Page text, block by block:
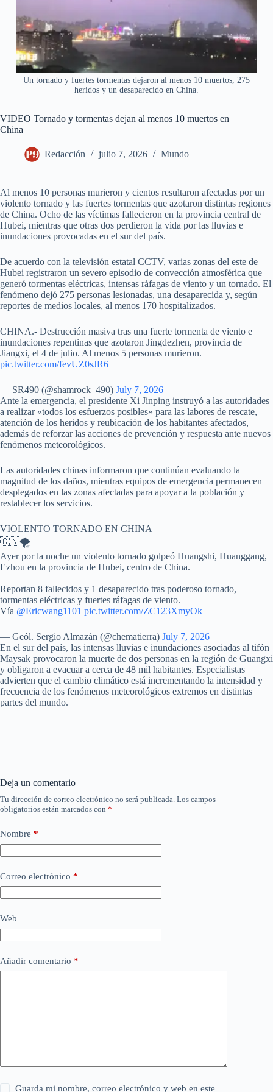
Un tornado y fuertes tormentas dejaron al menos 10 muertos, 275
heridos y un desaparecido en China.
VIDEO Tornado y tormentas dejan al menos 10 muertos en
China
Redacción julio 7, 2026 Mundo
Al menos 10 personas murieron y cientos resultaron afectadas por un
violento tornado y las fuertes tormentas que azotaron distintas regiones
de China. Ocho de las víctimas fallecieron en la provincia central de
Hubei, mientras que otras dos perdieron la vida por las lluvias e
inundaciones provocadas en el sur del país.
De acuerdo con la televisión estatal CCTV, varias zonas del este de
Hubei registraron un severo episodio de convección atmosférica que
generó tormentas eléctricas, intensas ráfagas de viento y un tornado. El
fenómeno dejó 275 personas lesionadas, una desaparecida y, según
reportes de medios locales, al menos 170 hospitalizados.
CHINA.- Destrucción masiva tras una fuerte tormenta de viento e
inundaciones repentinas que azotaron Jingdezhen, provincia de
Jiangxi, el 4 de julio. Al menos 5 personas murieron.
pic.twitter.com/fevUZ0sJR6
— SR490 (@shamrock_490) July 7, 2026
Ante la emergencia, el presidente Xi Jinping instruyó a las autoridades
a realizar «todos los esfuerzos posibles» para las labores de rescate,
atención de los heridos y reubicación de los habitantes afectados,
además de reforzar las acciones de prevención y respuesta ante nuevos
fenómenos meteorológicos.
Las autoridades chinas informaron que continúan evaluando la
magnitud de los daños, mientras equipos de emergencia permanecen
desplegados en las zonas afectadas para apoyar a la población y
restablecer los servicios.
VIOLENTO TORNADO EN CHINA
🇨🇳🌪️
Ayer por la noche un violento tornado golpeó Huangshi, Huanggang,
Ezhou en la provincia de Hubei, centro de China.
Reportan 8 fallecidos y 1 desaparecido tras poderoso tornado,
tormentas eléctricas y fuertes ráfagas de viento.
Vía @Ericwang1101 pic.twitter.com/ZC123XmyOk
— Geól. Sergio Almazán (@chematierra) July 7, 2026
En el sur del país, las intensas lluvias e inundaciones asociadas al tifón
Maysak provocaron la muerte de dos personas en la región de Guangxi
y obligaron a evacuar a cerca de 48 mil habitantes. Especialistas
advierten que el cambio climático está incrementando la intensidad y
frecuencia de los fenómenos meteorológicos extremos en distintas
partes del mundo.
Deja un comentario
Tu dirección de correo electrónico no será publicada. Los campos
obligatorios están marcados con *
Nombre *
Correo electrónico *
Web
Añadir comentario *
Guarda mi nombre, correo electrónico y web en este